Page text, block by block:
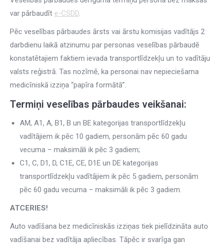
var pārbaudīt e-CSDD.
Pēc veselības pārbaudes ārsts vai ārstu komisijas vadītājs 2
darbdienu laikā atzinumu par personas veselības pārbaudē
konstatētajiem faktiem ievada transportlīdzekļu un to vadītāju
valsts reģistrā. Tas nozīmē, ka personai nav nepieciešama
medicīniskā izziņa “papīra formātā”.
Termiņi veselības pārbaudes veikšanai:
AM, A1, A, B1, B un BE kategorijas transportlīdzekļu
vadītājiem ik pēc 10 gadiem, personām pēc 60 gadu
vecuma – maksimāli ik pēc 3 gadiem;
C1, C, D1, D, C1E, CE, D1E un DE kategorijas
transportlīdzekļu vadītājiem ik pēc 5 gadiem, personām
pēc 60 gadu vecuma – maksimāli ik pēc 3 gadiem.
ATCERIES!
Auto vadīšana bez medicīniskās izziņas tiek pielīdzināta auto
vadīšanai bez vadītāja apliecības. Tāpēc ir svarīga gan